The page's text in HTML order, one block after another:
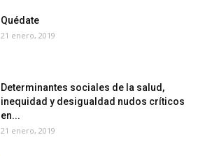
Quédate
21 enero, 2019
Determinantes sociales de la salud,
inequidad y desigualdad nudos críticos
en...
21 enero, 2019